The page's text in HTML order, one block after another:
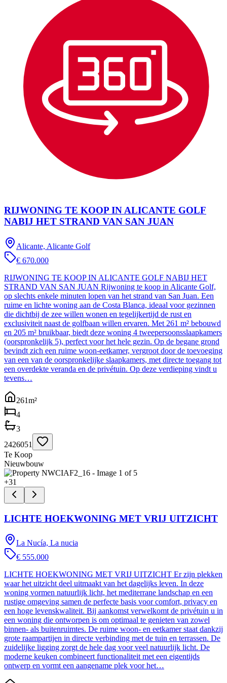
RIJWONING TE KOOP IN ALICANTE GOLF
NABIJ HET STRAND VAN SAN JUAN
Alicante, Alicante Golf
€ 670.000
RIJWONING TE KOOP IN ALICANTE GOLF NABIJ HET
STRAND VAN SAN JUAN Rijwoning te koop in Alicante Golf,
op slechts enkele minuten lopen van het strand van San Juan. Een
ruime en lichte woning aan de Costa Blanca, ideaal voor gezinnen
die dichtbij de zee willen wonen en tegelijkertijd de rust en
exclusiviteit naast de golfbaan willen ervaren. Met 261 m² bebouwd
en 205 m² bruikbaar, biedt deze woning 4 tweepersoonsslaapkamers
(oorspronkelijk 5), perfect voor het hele gezin. Op de begane grond
bevindt zich een ruime woon-eetkamer, vergroot door de toevoeging
van een van de oorspronkelijke slaapkamers, met directe toegang tot
een overdekte veranda en de privétuin. Op deze verdieping vindt u
tevens…
261m²
4
3
2426051
Te Koop
Nieuwbouw
+31
LICHTE HOEKWONING MET VRIJ UITZICHT
La Nucía, La nucia
€ 555.000
LICHTE HOEKWONING MET VRIJ UITZICHT Er zijn plekken
waar het uitzicht deel uitmaakt van het dagelijks leven. In deze
woning vormen natuurlijk licht, het mediterrane landschap en een
rustige omgeving samen de perfecte basis voor comfort, privacy en
een hoge levenskwaliteit. Bij aankomst verwelkomt de privétuin u in
een woning die ontworpen is om optimaal te genieten van zowel
binnen- als buitenruimtes. De ruime woon- en eetkamer staat dankzij
grote raampartijen in directe verbinding met de tuin en terrassen. De
zuidelijke ligging zorgt de hele dag voor veel natuurlijk licht. De
moderne keuken combineert functionaliteit met een eigentijds
ontwerp en vormt een aangename plek voor het…